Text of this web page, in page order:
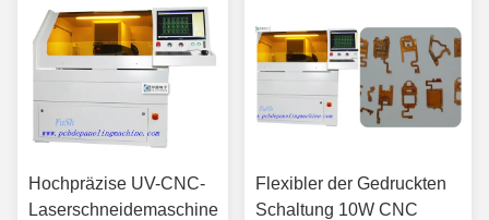
Hochpräzise UV-CNC-
Laserschneidemaschine
Flexibler der Gedruckten
Schaltung 10W CNC